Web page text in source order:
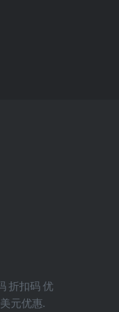
折扣码 优
元优惠.